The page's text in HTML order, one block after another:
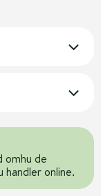
omhu de
online.